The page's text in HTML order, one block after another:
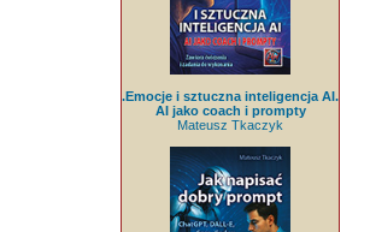
.Emocje i sztuczna inteligencja AI.
AI jako coach i prompty
Mateusz Tkaczyk